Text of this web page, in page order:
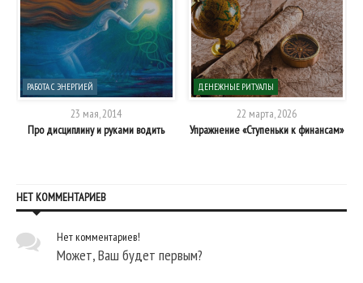
РАБОТА С ЭНЕРГИЕЙ
23 мая, 2014
Про дисциплину и руками водить
ДЕНЕЖНЫЕ РИТУАЛЫ
22 марта, 2026
Упражнение «Ступеньки к финансам»
НЕТ КОММЕНТАРИЕВ
Нет комментариев!
Может, Ваш будет первым?